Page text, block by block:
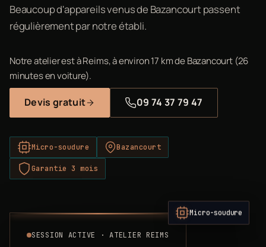
Beaucoup d'appareils venus de Bazancourt passent
régulièrement par notre établi.
Notre atelier est à Reims, à environ 17 km de Bazancourt (26
minutes en voiture).
Devis gratuit 09 74 37 79 47
Micro-soudure Bazancourt
Garantie 3 mois
SESSION ACTIVE · ATELIER REIMS
Micro-soudure